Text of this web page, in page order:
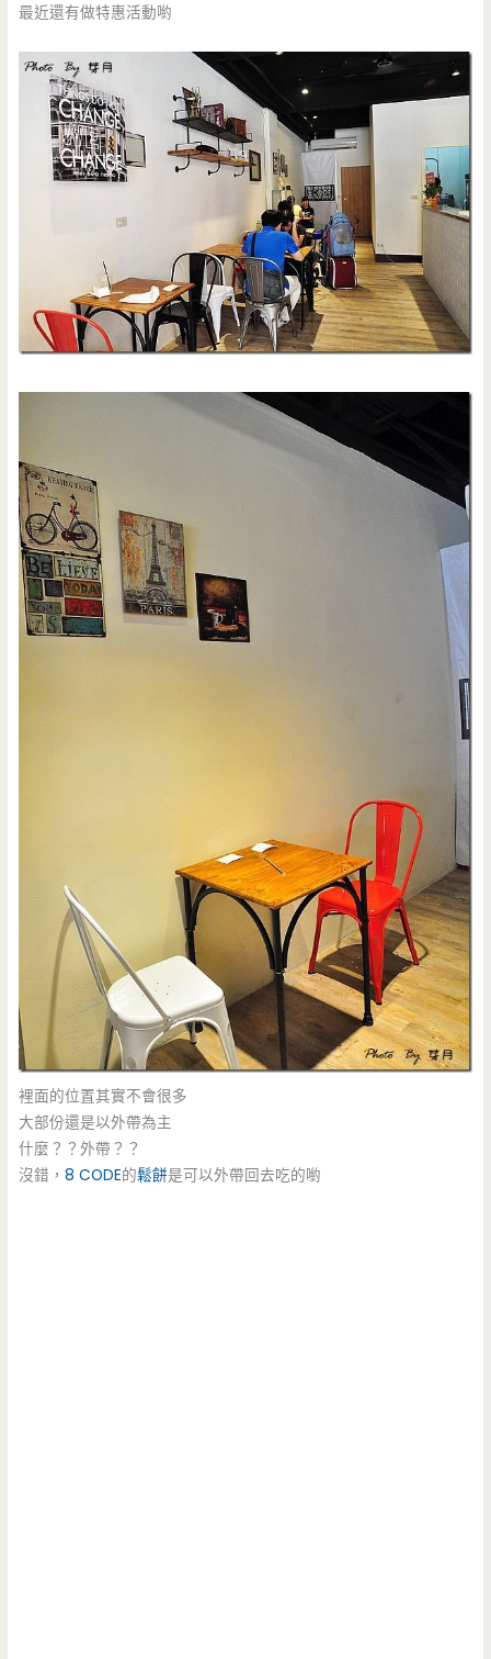
最近還有做特惠活動喲
裡面的位置其實不會很多
大部份還是以外帶為主
什麼？？外帶？？
沒錯，8 CODE的鬆餅是可以外帶回去吃的喲